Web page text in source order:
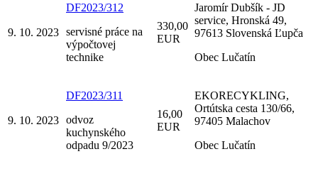
9. 10. 2023
DF2023/312
servisné práce na
výpočtovej
technike
330,00
EUR
Jaromír Dubšík - JD
service, Hronská 49,
97613 Slovenská Ľupča
Obec Lučatín
9. 10. 2023
DF2023/311
odvoz
kuchynského
odpadu 9/2023
16,00
EUR
EKORECYKLING,
Ortútska cesta 130/66,
97405 Malachov
Obec Lučatín